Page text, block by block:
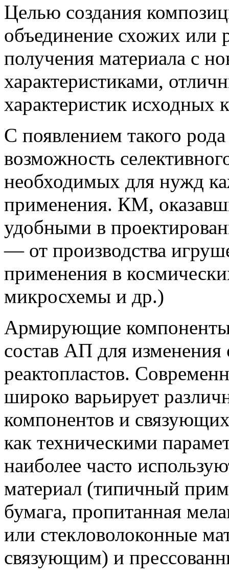
Целью создания
объединение схожих или
получения материала с
характеристиками,
характеристик исходных
С появлением такого
возможность
необходимых для нужд
применения. КМ,
удобными в
— от производства
применения в
микросхемы и др.)
Армирующие
состав АП для изменения
реактопластов.
широко варьирует
компонентов и
как техническими
наиболее часто
материал (типичный
бумага, пропитанная
или стекловолоконные
связующим) и